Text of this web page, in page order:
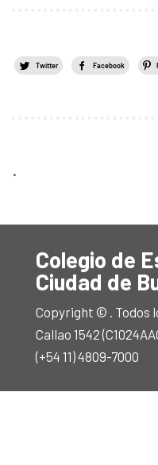
Twitter Facebook
.
Colegio de
Ciudad de
Copyright © . Todos
Callao 1542
(+54 11) 4809-7000